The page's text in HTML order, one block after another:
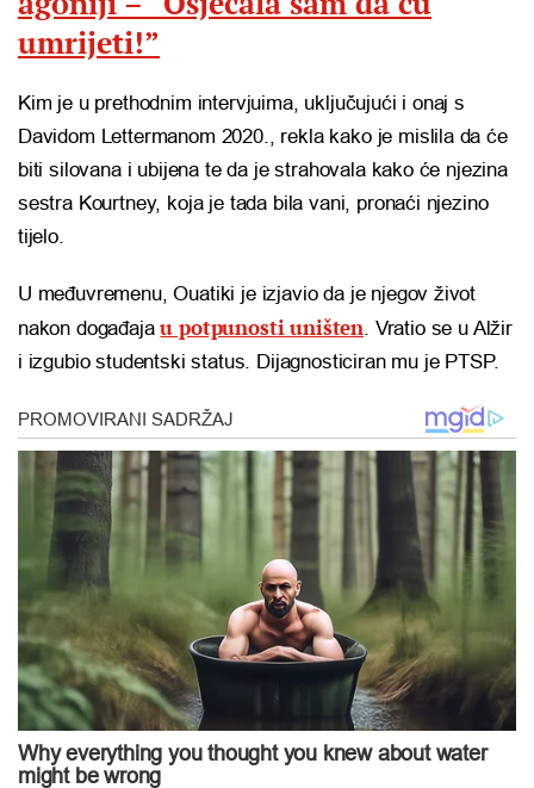
umrijeti!”
Kim je u prethodnim intervjuima, uključujući i onaj s
Davidom Lettermanom 2020., rekla kako je mislila da će
biti silovana i ubijena te da je strahovala kako će njezina
sestra Kourtney, koja je tada bila vani, pronaći njezino
tijelo.
U međuvremenu, Ouatiki je izjavio da je njegov život
nakon događajau potpunosti uništen. Vratio se u Alžir
i izgubio studentski status. Dijagnosticiran mu je PTSP.